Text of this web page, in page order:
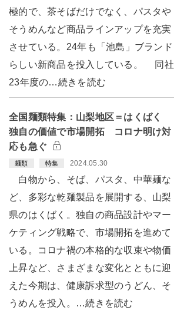
極的で、茶そばだけでなく、パスタや
そうめんなど商品ラインアップを充実
させている。24年も「池島」ブランド
らしい新商品を投入している。 同社
23年度の…続きを読む
全国麺類特集：山梨地区＝はくばく
独自の価値で市場開拓 コロナ明け対
応も急ぐ
麺類 特集 2024.05.30
白物から、そば、パスタ、中華麺な
ど、多彩な乾麺製品を展開する、山梨
県のはくばく。独自の商品設計やマー
ケティング戦略で、市場開拓を進めて
いる。コロナ禍の本格的な収束や物価
上昇など、さまざまな変化とともに迎
えた今期は、健康訴求型のうどん、そ
うめんを投入。…続きを読む